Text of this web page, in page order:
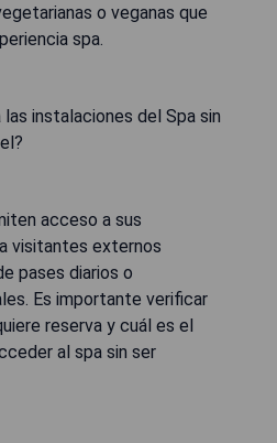
o veganas que
spa.
instalaciones del Spa sin
acceso a sus
visitantes externos
pases diarios o
Es importante verificar
reserva y cuál es el
al spa sin ser